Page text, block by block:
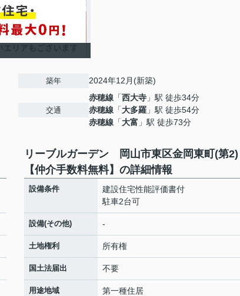
築年 2024年12月(新築)
交通
赤穂線 「西大寺 」駅 徒歩34分
赤穂線 「大多羅 」駅 徒歩54分
赤穂線 「大富 」駅 徒歩73分
リーブルガーデン 岡山市東区金岡東町(第2)
【仲介手数料無料】の詳細情報
設備条件
建設住宅性能評価書付
駐車2台可
設備(その他) -
土地権利 所有権
国土法届出 不要
用途地域 第一種住居